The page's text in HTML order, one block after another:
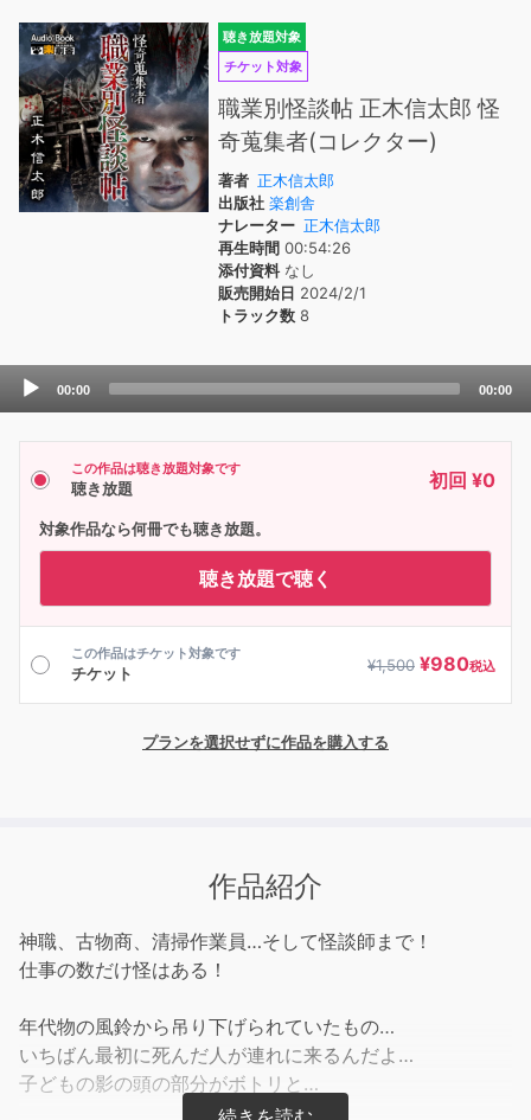
聴き放題対象
チケット対象
職業別怪談帖 正木信太郎 怪
奇蒐集者(コレクター)
著者 正木信太郎
出版社 楽創舎
ナレーター 正木信太郎
再生時間 00:54:26
添付資料なし
販売開始日 2024/2/1
トラック数 8
Audio
00:00 00:00
この作品は聴き放題対象です
聴き放題 初回 ¥0
対象作品なら何冊でも聴き放題。
聴き放題で聴く
この作品はチケット対象です
チケット ¥1,500 ¥980税込
プランを選択せずに作品を購入する
作品紹介
神職、古物商、清掃作業員…そして怪談師まで！
仕事の数だけ怪はある！
年代物の風鈴から吊り下げられていたもの…
いちばん最初に死んだ人が連れに来るんだよ…
子どもの影の頭の部分がボトリと…